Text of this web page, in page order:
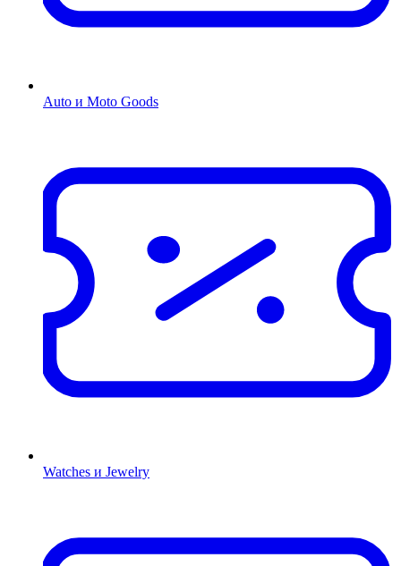
Auto и Moto Goods
Watches и Jewelry